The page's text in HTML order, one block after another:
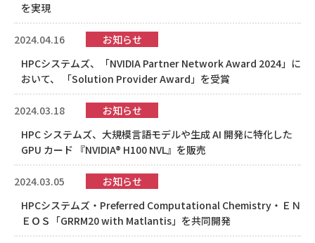
を実現
2024.04.16
お知らせ
HPCシステムズ、「NVIDIA Partner Network Award 2024」に
おいて、 「Solution Provider Award」を受賞
2024.03.18
お知らせ
HPC システムズ、大規模言語モデルや生成 AI 開発に特化した
GPU カード 『NVIDIA® H100 NVL』を販売
2024.03.05
お知らせ
HPCシステムズ・Preferred Computational Chemistry・ＥＮ
ＥＯＳ「GRRM20 with Matlantis」を共同開発